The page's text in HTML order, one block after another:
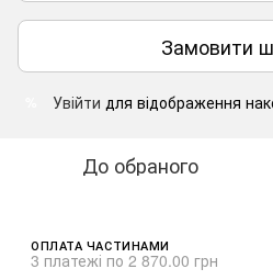
Замовити
Увійти для відображення
До обраного
ОПЛАТА ЧАСТИНАМИ
3 платежі по 2 870.00 грн